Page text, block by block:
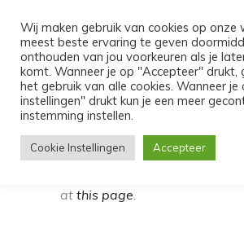
MY BOOKINGS
links in emails related to your
at this page
Wij maken gebruik van cookies op onze
meest beste ervaring te geven
onthouden van jou voorkeuren als je
komt. Wanneer je op "Accepteer" drukt,
het gebruik van alle cookies. Wanneer je
instellingen" drukt kun je een meer
instemming instellen.
Cookie Instellingen Accepteer